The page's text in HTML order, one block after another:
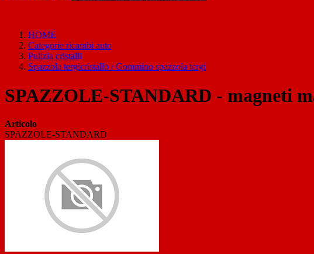
HOME
Categorie ricambi auto
Pulizia cristalli
Spazzola tergicristallo / Gommino spazzola tergi
SPAZZOLE-STANDARD - magneti
Articolo
SPAZZOLE-STANDARD